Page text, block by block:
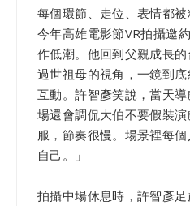
每個環節、走位、表情都被
今年高雄電影節VR拍攝邀
作低潮。他回到父親成長
過世祖母的視角，一鏡到
互動。許智彥笑說，當天
場還會調侃大伯不要假裝
服，節奏很慢。場景裡每
自己。」
拍攝中場休息時，許智彥